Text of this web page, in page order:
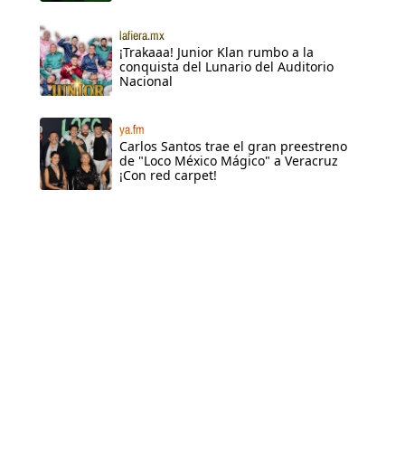
lafiera.mx
¡Trakaaa! Junior Klan rumbo a la
conquista del Lunario del Auditorio
Nacional
ya.fm
Carlos Santos trae el gran preestreno
de "Loco México Mágico" a Veracruz
¡Con red carpet!